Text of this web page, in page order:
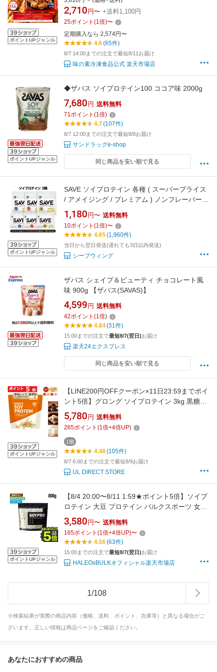
ポイントUPジャンル
プロテイン 高たんぱく
2,710 円〜 +送料1,100円
25ポイント (1倍)〜
定期購入なら 2,574円〜
4.6(65件)
8/7 14:00までの注文で最短8/11お届け
味の素冷凍食品公式 楽天市場店
ポイントUPジャンル
◆ザバス ソイプロテイン100 ココア味 2000g
7,680 円 送料無料
71ポイント (1倍)
4.7(107件)
8/7 12:00までの注文で最短8/8お届け
サンドラッグe-shop
同じ商品を安い順で見る
ポイントUPジャンル
SAVE ソイプロテイン 各種 ( スーパープライス
/ アメイジング / プレミアム ) ノンフレーバー
大豆プレーン ( 650g / 750g / 850g / 3kg / 5kg )
大豆プロテイン 人口甘味料不使用 香料無添加
【 1kg から変更あり】【レビューを書くと300
円引き クーポン 配布】
1,180 円〜 送料無料
10ポイント (1倍)〜
4.65(1,960件)
当日から翌日発送(遅れても3日以内発送)
シープウィング
ザバス シェイプ＆ビューティ チョコレート風
味 900g 【ザバス(SAVAS)】
4,599 円 送料無料
42ポイント (1倍)
4.84(31件)
15:00までの注文で最短8/7(翌日)お届け
楽天24エクスプレス
同じ商品を安い順で見る
ポイントUPジャンル
【LINE200円OFFクーポン×11日23:59までポイ
ント5倍】グロング ソイプロテイン 3kg 黒糖き
なこ風味 チョコレート風味 バナナ風味 プロテ
イン ソイ 大豆プロテイン シンプルソイプロテ
イン ポイント
5,780 円 送料無料
265ポイント (1倍+4倍UP)
1個
4.48(105件)
8/7 6:00までの注文で最短8/9お届け
UL DIRECT STORE
ポイントUPジャンル
【8/4 20:00〜8/11 1:59★ポイント5倍】ソイプ
ロテイン 大豆 プロテイン バルクスポーツ 女性
男性 800g ソイプロ SOYPRO ずんだシェイク
黒糖きなこ ナチュラル ダイエット 置き換えお
試し ギフト ステビア 食物繊維 初心者
3,580 円〜 送料無料
165ポイント (1倍+4倍UP)〜
4.56(63件)
15:00までの注文で最短8/7(翌日)お届け
HALEOxBULKオフィシャル楽天市場店
1/108
※検索結果が実際の商品内容（価格、送料、ポイント、在庫等）と異なる場合がご
ざいます。正しい情報は商品ページをご確認ください。
あなたにおすすめの商品